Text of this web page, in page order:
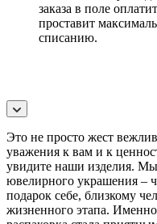
заказа в поле
проставит
списанию.
Это не просто жест
уважения к вам и к
увидите наши изделия.
ювелирного украшения –
подарок себе, близкому
жизненного этапа.